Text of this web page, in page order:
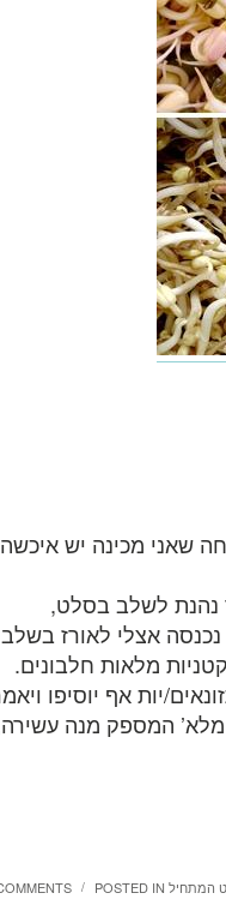
שאני מכינה יש
נהנת לשלב בסלט,
אצלי לאורז בשלב
מלאות חלבונים.
יות אף יוסיפו
מלא’ המספק מנה
/ POSTED IN המתחיל